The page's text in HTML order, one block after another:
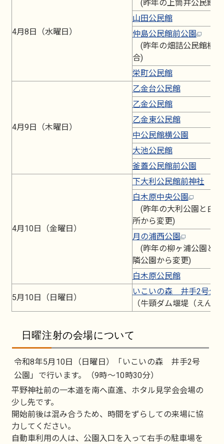
4月8日（水曜日）
(昨年の上筒井公民館
山田公民館
仲島公民館前公園
(昨年の畑詰公民館横
合)
栄町公民館
4月9日（木曜日）
乙金台公民館
乙金公民館
乙金東公民館
中公民館横公園
大池公民館
釜蓋公民館前公園
4月10日（金曜日）
下大利公民館前神社
白木原中央公園
(昨年の大利公園と白
所から変更)
月の浦西公園
(昨年の柳ヶ浦公園と
隣公園から変更)
白木原公民館
5月10日（日曜日）
いこいの森 井手2号公
（牛頸ダム堰堤（えんて
日曜注射の会場について
令和8年5月10日（日曜日）「いこいの森 井手2号
公園」で行います。（9時～10時30分）
平野神社前の一本道を南へ直進、ホタル見学会会場の
少し先です。
開始前後は混み合うため、時間をずらしての来場に協
力してください。
自動車利用の人は、公園入口を入って右手の駐車場を